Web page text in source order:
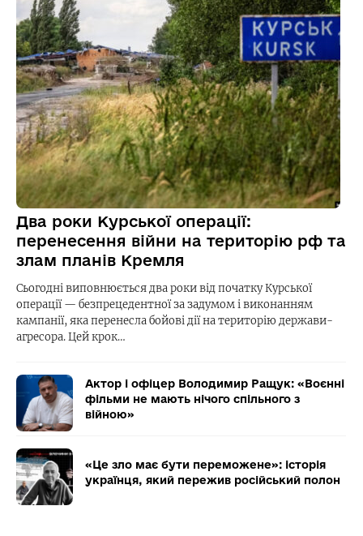
Два роки Курської операції:
перенесення війни на територію рф та
злам планів Кремля
Сьогодні виповнюється два роки від початку Курської
операції — безпрецедентної за задумом і виконанням
кампанії, яка перенесла бойові дії на територію держави-
агресора. Цей крок…
Актор і офіцер Володимир Ращук: «Воєнні
фільми не мають нічого спільного з
війною»
«Це зло має бути переможене»: історія
українця, який пережив російський полон